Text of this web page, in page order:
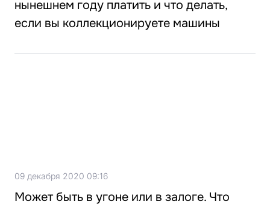
нынешнем году платить и что делать,
если вы коллекционируете машины
09 декабря 2020 09:16
Может быть в угоне или в залоге. Что